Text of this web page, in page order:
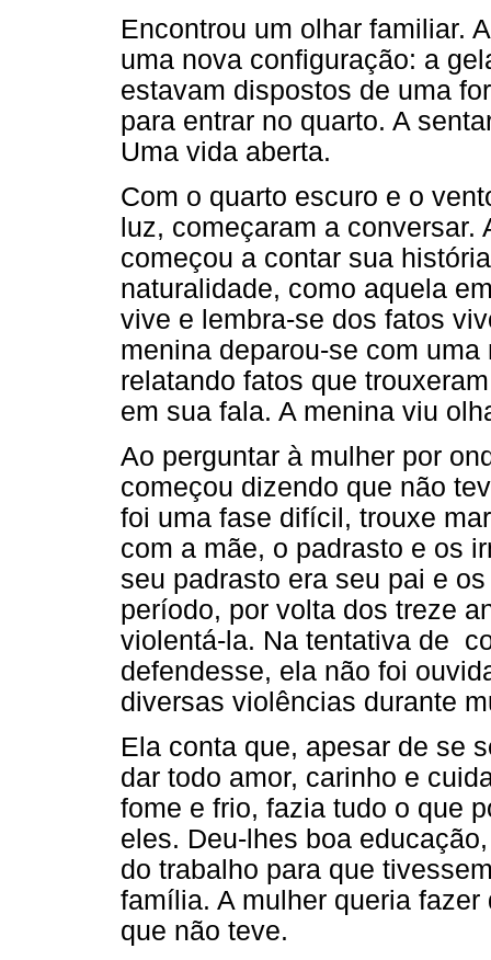
Encontrou um olhar familiar.
uma nova configuração: a
estavam dispostos de uma
para entrar no quarto. A
Uma vida aberta.
Com o quarto escuro e o
luz, começaram a conversar.
começou a contar sua
naturalidade, como aquela
vive e lembra-se dos fatos
menina deparou-se com
relatando fatos que
em sua fala. A menina viu
Ao perguntar à mulher por
começou dizendo que não
foi uma fase difícil, trouxe
com a mãe, o padrasto e os
seu padrasto era seu pai e
período, por volta dos treze
violentá-la. Na tentativa de
defendesse, ela não foi
diversas violências durante
Ela conta que, apesar de se
dar todo amor, carinho e
fome e frio, fazia tudo o que
eles. Deu-lhes boa
do trabalho para que
família. A mulher queria
que não teve.